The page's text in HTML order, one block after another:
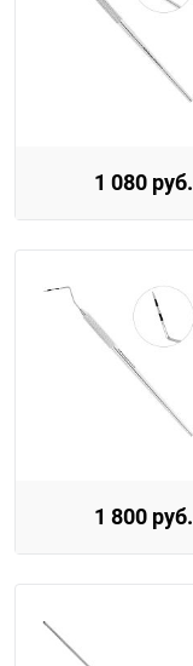
1 080 руб.
1 800 руб.